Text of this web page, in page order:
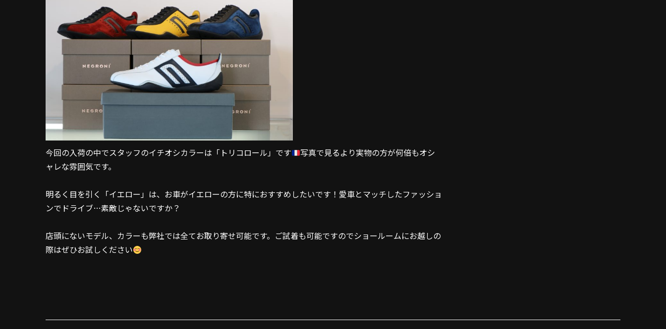
⁡今回の入荷の中でスタッフのイチオシカラーは「トリコロール」です
写真で見るより実物の方が何倍もオシ
ャレな雰囲気です。
明るく目を引く「イエロー」は、お車がイエローの方に特におすすめしたいです！愛車とマッチしたファッショ
ンでドライブ…素敵じゃないですか？
店頭にないモデル、カラーも弊社では全てお取り寄せ可能です。ご試着も可能ですのでショールームにお越しの
際はぜひお試しください